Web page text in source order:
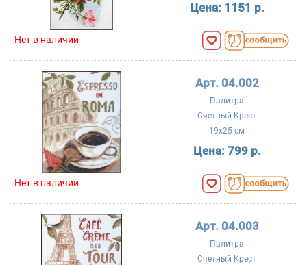
Цена: 1151 р.
Нет в наличии
Арт. 04.002
Палитра
Счетный Крест
19x25 см
Цена: 799 р.
Нет в наличии
Арт. 04.003
Палитра
Счетный Крест